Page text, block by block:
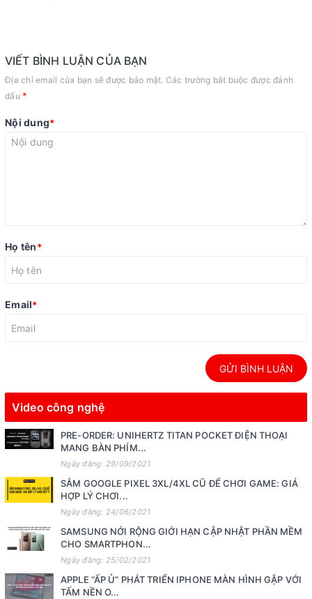
VIẾT BÌNH LUẬN CỦA BẠN
Địa chỉ email của bạn sẽ được bảo mật. Các trường bắt buộc được đánh
dấu *
Nội dung*
Họ tên*
Email*
GỬI BÌNH LUẬN
Video công nghệ
PRE-ORDER: UNIHERTZ TITAN POCKET ĐIỆN THOẠI
MANG BÀN PHÍM...
Ngày đăng: 29/09/2021
SẮM GOOGLE PIXEL 3XL/4XL CŨ ĐỂ CHƠI GAME: GIÁ
HỢP LÝ CHƠI...
Ngày đăng: 24/06/2021
SAMSUNG NỚI RỘNG GIỚI HẠN CẬP NHẬT PHẦN MỀM
CHO SMARTPHON...
Ngày đăng: 25/02/2021
APPLE “ẤP Ủ” PHÁT TRIỂN IPHONE MÀN HÌNH GẬP VỚI
TẤM NỀN O...